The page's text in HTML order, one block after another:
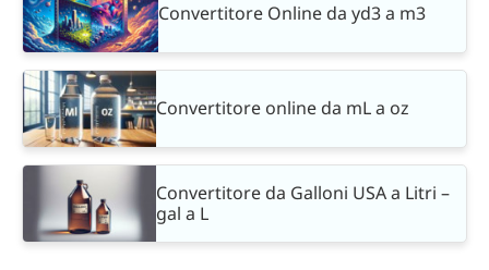
Convertitore Online da yd3 a m3
Convertitore online da mL a oz
Convertitore da Galloni USA a Litri –
gal a L